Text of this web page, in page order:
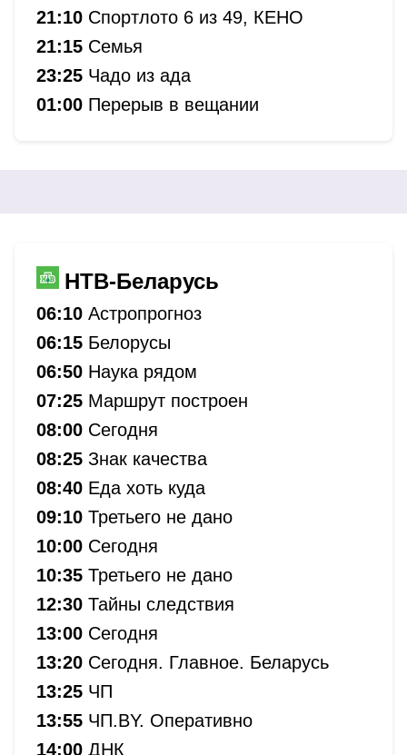
21:10 Спортлото 6 из 49, КЕНО
21:15 Семья
23:25 Чадо из ада
01:00 Перерыв в вещании
НТВ-Беларусь
06:10 Астропрогноз
06:15 Белорусы
06:50 Наука рядом
07:25 Маршрут построен
08:00 Сегодня
08:25 Знак качества
08:40 Еда хоть куда
09:10 Третьего не дано
10:00 Сегодня
10:35 Третьего не дано
12:30 Тайны следствия
13:00 Сегодня
13:20 Сегодня. Главное. Беларусь
13:25 ЧП
13:55 ЧП.BY. Оперативно
14:00 ДНК